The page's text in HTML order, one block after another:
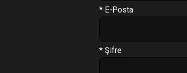
* E-Posta
* Şifre